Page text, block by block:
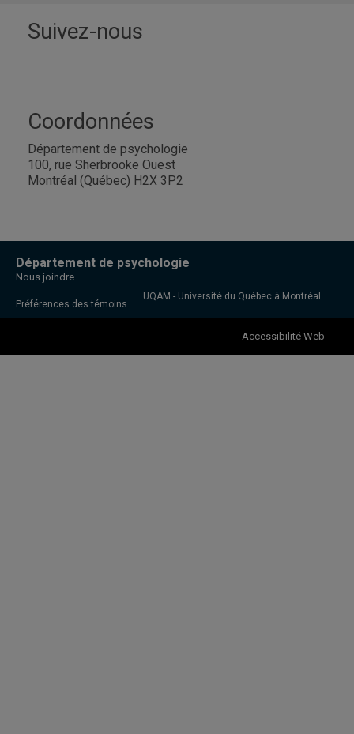
Suivez-nous
Coordonnées
Département de psychologie
100, rue Sherbrooke Ouest
Montréal (Québec) H2X 3P2
Département de psychologie
Nous joindre
Préférences des témoins
UQAM - Université du Québec à Montréal
Accessibilité Web